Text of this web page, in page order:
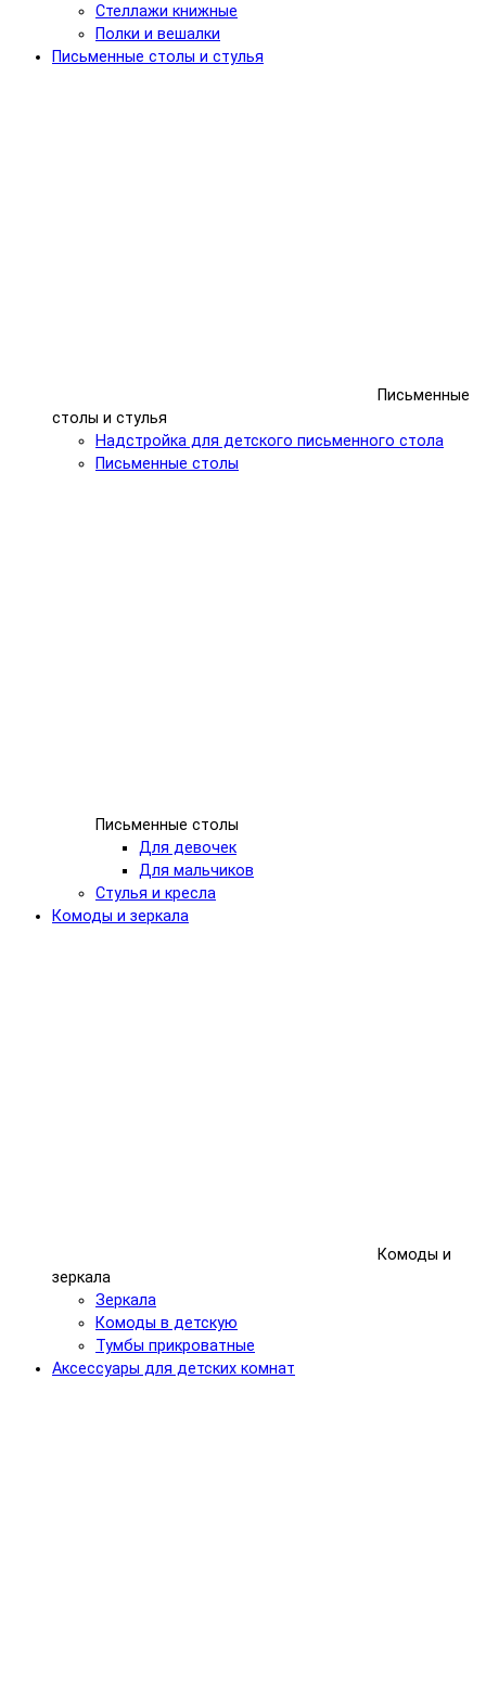
Стеллажи книжные
Полки и вешалки
Письменные столы и стулья
Письменные
столы и стулья
Надстройка для детского письменного стола
Письменные столы
Письменные столы
Для девочек
Для мальчиков
Стулья и кресла
Комоды и зеркала
Комоды и
зеркала
Зеркала
Комоды в детскую
Тумбы прикроватные
Аксессуары для детских комнат